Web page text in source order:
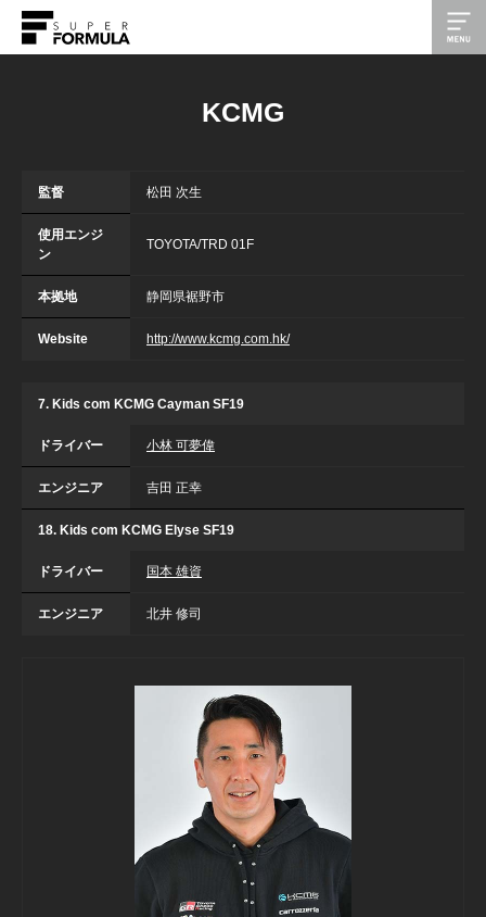
KCMG
監督 松田 次生
使用エンジ
ン
TOYOTA/TRD 01F
本拠地 静岡県裾野市
Website http://www.kcmg.com.hk/
7. Kids com KCMG Cayman SF19
ドライバー 小林 可夢偉
エンジニア 吉田 正幸
18. Kids com KCMG Elyse SF19
ドライバー 国本 雄資
エンジニア 北井 修司